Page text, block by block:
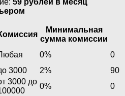
59 рублей в месяц
Минимальная
сумма комиссии
0% 0
3000 2%
90
3000 до
0%
0